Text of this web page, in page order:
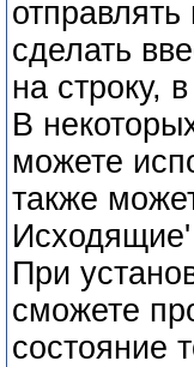
сделать
на строку,
В
можете
также
Исходящие'
При
сможете
состояние